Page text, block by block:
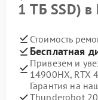
1 ТБ SSD) в
Стоимость
Бесплатная
Привезем и
14900HX, RTX
Гарантия на
Thunderobot